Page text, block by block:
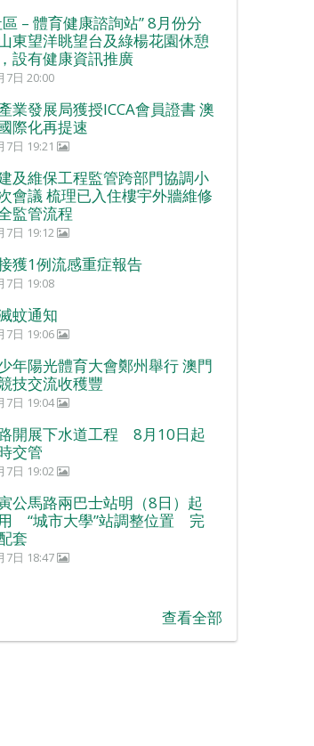
– 體育健康諮詢站” 8月份分
東望洋眺望台及綠楊花園休憩
設有健康資訊推廣
7日 20:00
業發展局獲授ICCA會員證書 澳
際化再提速
7日 19:21
及維保工程監管跨部門協調小
會議 梳理已入住樓宇外牆維修
監管流程
7日 19:12
獲1例流感重症報告
7日 19:08
蚊通知
7日 19:06
年陽光體育大會鄭州舉行 澳門
技交流收穫豐
7日 19:04
開展下水道工程 8月10日起
交管
7日 19:02
公馬路兩巴士站明（8日）起
“城市大學”站調整位置 完
套
7日 18:47
查看全部